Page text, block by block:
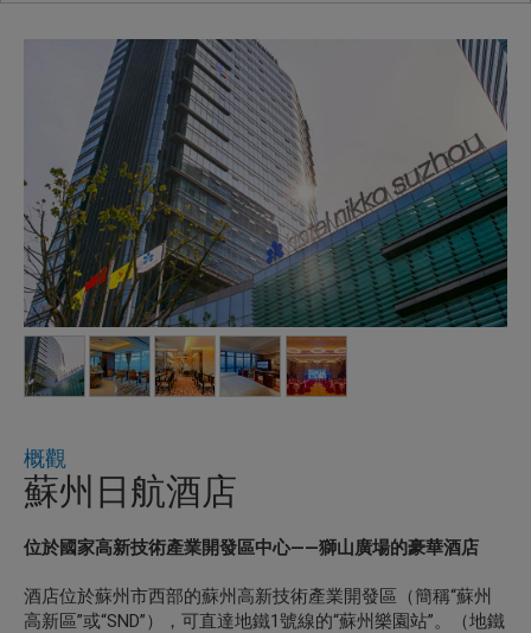
概觀
蘇州日航酒店
位於國家高新技術產業開發區中心——獅山廣場的豪華酒店
酒店位於蘇州市西部的蘇州高新技術產業開發區（簡稱“蘇州
高新區”或“SND”），可直達地鐵1號線的“蘇州樂園站”。（地鐵